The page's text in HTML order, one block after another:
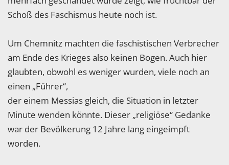
Schoß des Faschismus heute noch ist.
Um Chemnitz machten die faschistischen Verbrecher
am Ende des Krieges also keinen Bogen. Auch hier
glaubten, obwohl es weniger wurden, viele noch an
einen „Führer“,
der einem Messias gleich, die Situation in letzter
Minute wenden könnte. Dieser „religiöse“ Gedanke
war der Bevölkerung 12 Jahre lang eingeimpft
worden.